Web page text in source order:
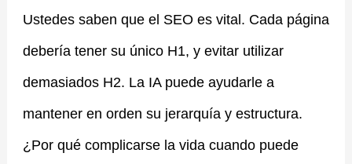
Ustedes saben que el SEO es vital. Cada página
debería tener su único H1, y evitar utilizar
demasiados H2. La IA puede ayudarle a
mantener en orden su jerarquía y estructura.
¿Por qué complicarse la vida cuando puede